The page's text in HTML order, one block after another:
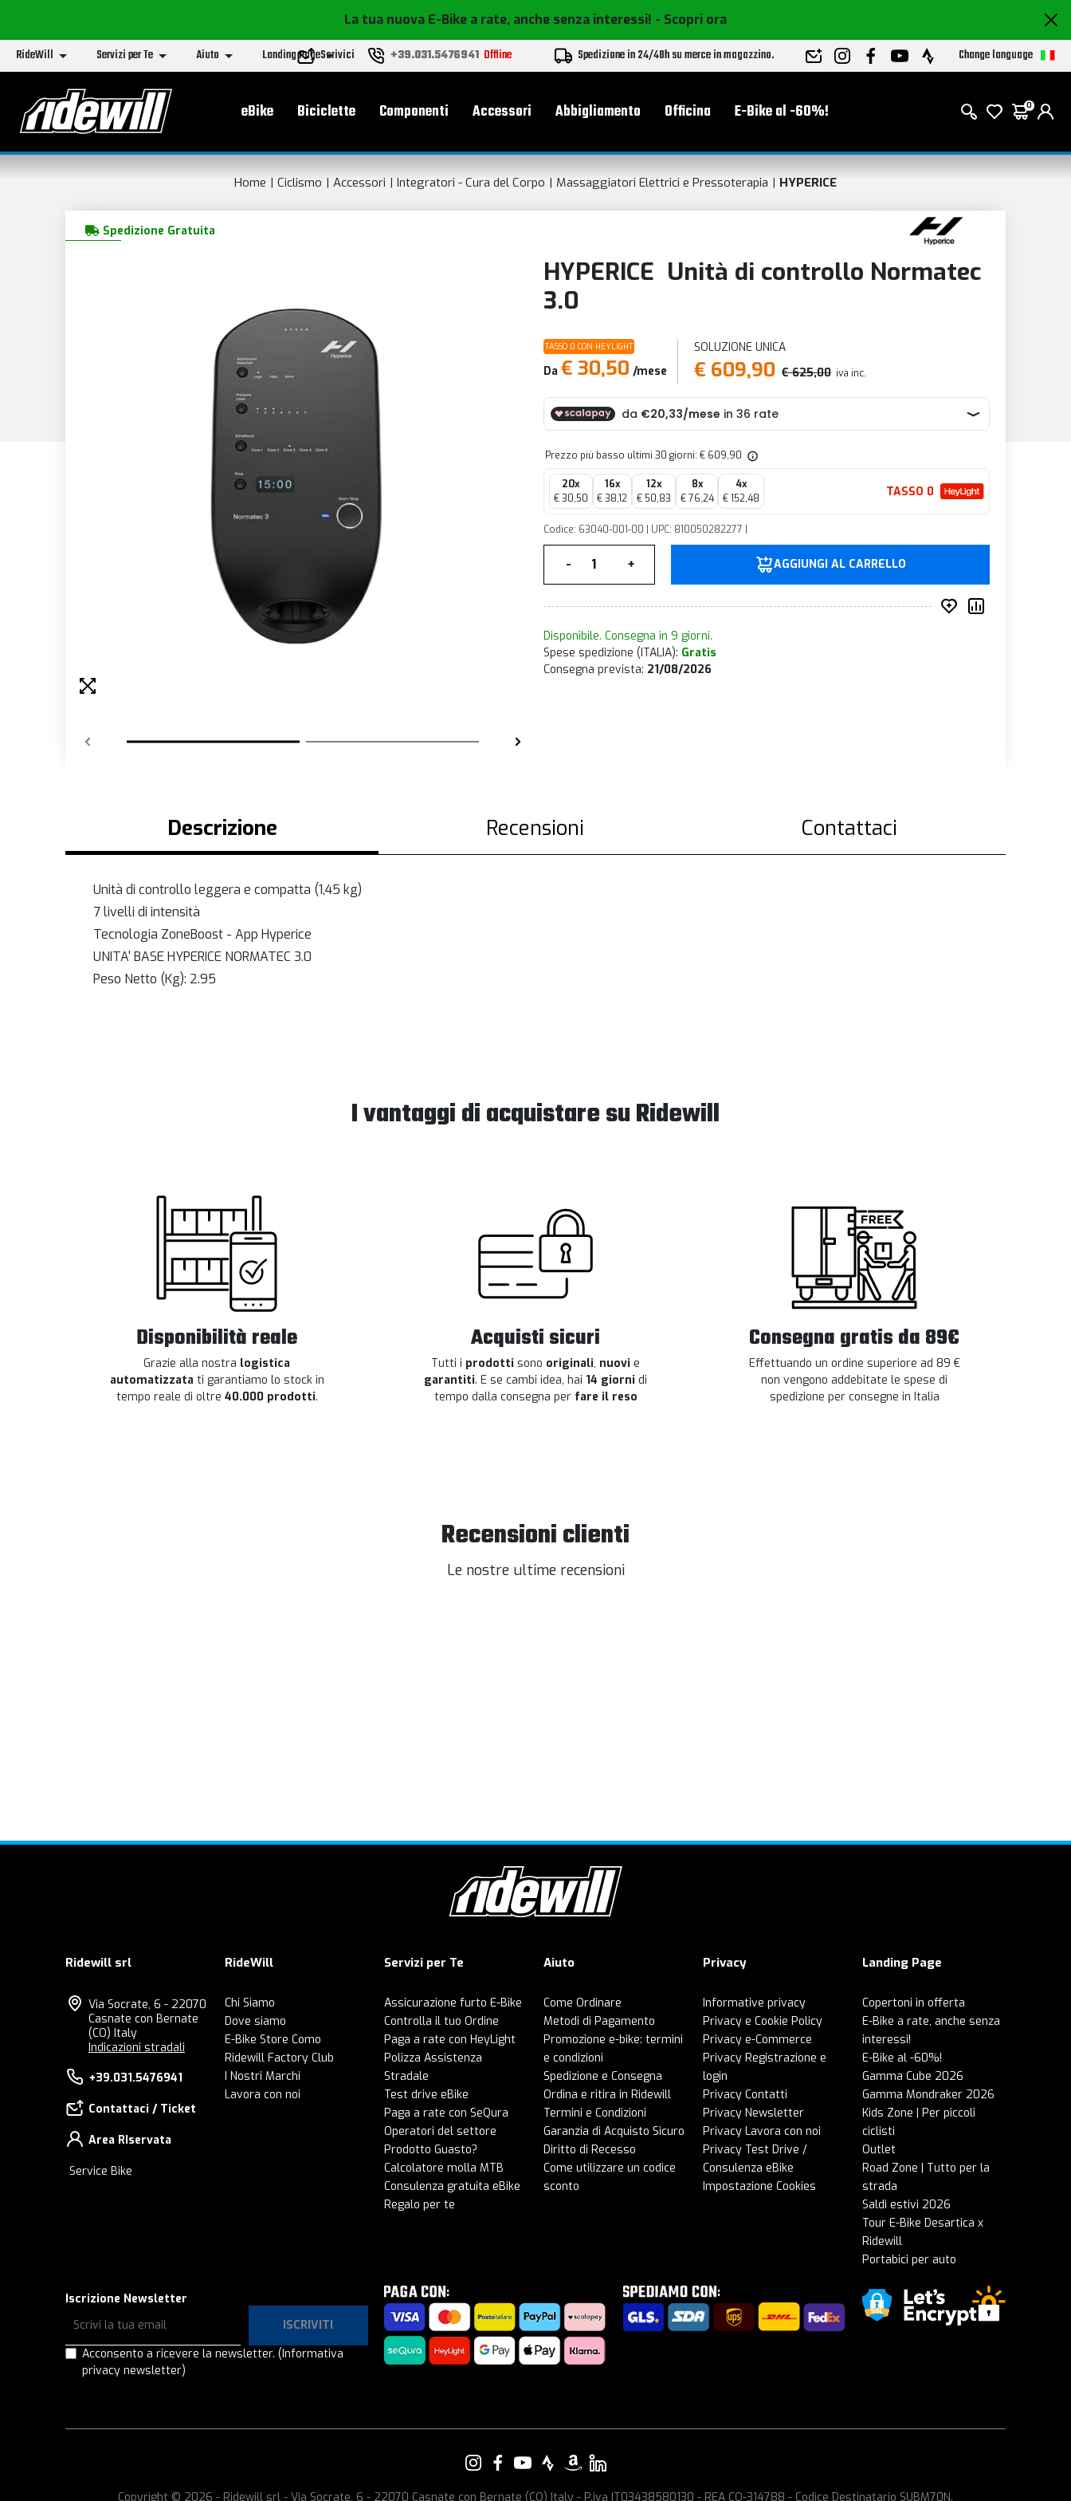
La tua nuova E-Bike a rate, anche senza interessi! - Scopri ora
RideWill Servizi per Te Aiuto Landing PageScrivici +39.031.5476941 Offline Spedizione in 24/48h su merce in magazzino. Change language
Menu principale
eBike Biciclette Componenti Accessori Abbigliamento Officina E-Bike al -60%! 0
Spedizione Gratuita
HYPERICE Unità di controllo Normatec
3.0
TASSO 0 CON HEYLIGHT
Da € 30,50 /mese
SOLUZIONE UNICA
€ 609,90 € 625,00 iva inc.
Prezzo più basso ultimi 30 giorni: € 609,90
20x
€ 30,50
16x
€ 38,12
12x
€ 50,83
8x
€ 76,24
4x
€ 152,48
TASSO 0
Codice: 63040-001-00 | UPC: 810050282277 |
- + AGGIUNGI AL CARRELLO
Inserisci nei
Disponibile. Consegna in 9 giorni.
Spese spedizione (ITALIA): Gratis
Consegna prevista: 21/08/2026
Home Ciclismo Accessori Integratori - Cura del Corpo Massaggiatori Elettrici e Pressoterapia HYPERICE
Descrizione Recensioni Contattaci
Unità di controllo leggera e compatta (1,45 kg)
7 livelli di intensità
Tecnologia ZoneBoost - App Hyperice
UNITA' BASE HYPERICE NORMATEC 3.0
Peso Netto (Kg): 2.95
I vantaggi di acquistare su Ridewill
Disponibilità reale
Grazie alla nostra logistica
automatizzata ti garantiamo lo stock in
tempo reale di oltre 40.000 prodotti.
Acquisti sicuri
Tutti i prodotti sono originali, nuovi e
garantiti. E se cambi idea, hai 14 giorni di
tempo dalla consegna per fare il reso
Consegna gratis da 89€
Effettuando un ordine superiore ad 89 €
non vengono addebitate le spese di
spedizione per consegne in Italia
Recensioni clienti
Le nostre ultime recensioni
Ridewill srl
Via Socrate, 6 - 22070
Casnate con Bernate
(CO) Italy
Indicazioni stradali
+39.031.5476941
Contattaci / Ticket
Area RIservata
Service Bike
RideWill
Chi Siamo
Dove siamo
E-Bike Store Como
Ridewill Factory Club
I Nostri Marchi
Lavora con noi
Servizi per Te
Assicurazione furto E-Bike
Controlla il tuo Ordine
Paga a rate con HeyLight
Polizza Assistenza
Stradale
Test drive eBike
Paga a rate con SeQura
Operatori del settore
Prodotto Guasto?
Calcolatore molla MTB
Consulenza gratuita eBike
Regalo per te
Aiuto
Come Ordinare
Metodi di Pagamento
Promozione e-bike: termini
e condizioni
Spedizione e Consegna
Ordina e ritira in Ridewill
Termini e Condizioni
Garanzia di Acquisto Sicuro
Diritto di Recesso
Come utilizzare un codice
sconto
Privacy
Informative privacy
Privacy e Cookie Policy
Privacy e-Commerce
Privacy Registrazione e
login
Privacy Contatti
Privacy Newsletter
Privacy Lavora con noi
Privacy Test Drive /
Consulenza eBike
Impostazione Cookies
Landing Page
Copertoni in offerta
E-Bike a rate, anche senza
interessi!
E-Bike al -60%!
Gamma Cube 2026
Gamma Mondraker 2026
Kids Zone | Per piccoli
ciclisti
Outlet
Road Zone | Tutto per la
strada
Saldi estivi 2026
Tour E-Bike Desartica x
Ridewill
Portabici per auto
Iscrizione Newsletter
ISCRIVITI
Acconsento a ricevere la newsletter. (Informativa
privacy newsletter)
Copyright © 2026 - Ridewill srl - Via Socrate, 6 - 22070 Casnate con Bernate (CO) Italy - P.iva IT03438580130 - REA CO-314788 - Codice Destinatario SUBM70N.